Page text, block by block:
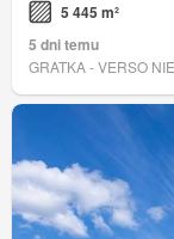
5 445 m²
5 dni temu
GRATKA - VERSO